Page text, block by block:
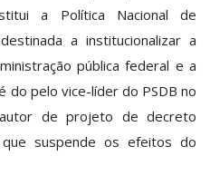
a Política Nacional de
a institucionalizar a
pública federal e a
do pelo vice-líder do PSDB no
de projeto de decreto
suspende os efeitos do